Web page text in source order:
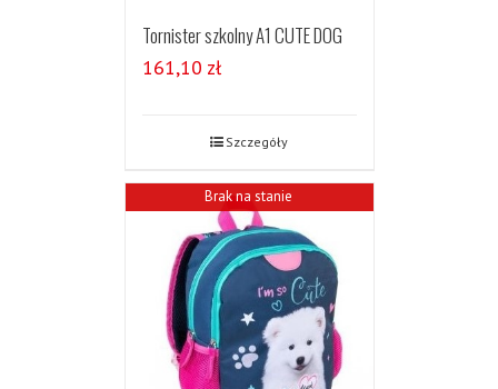
Tornister szkolny A1 CUTE DOG
161,10 zł
Szczegóły
Brak na stanie